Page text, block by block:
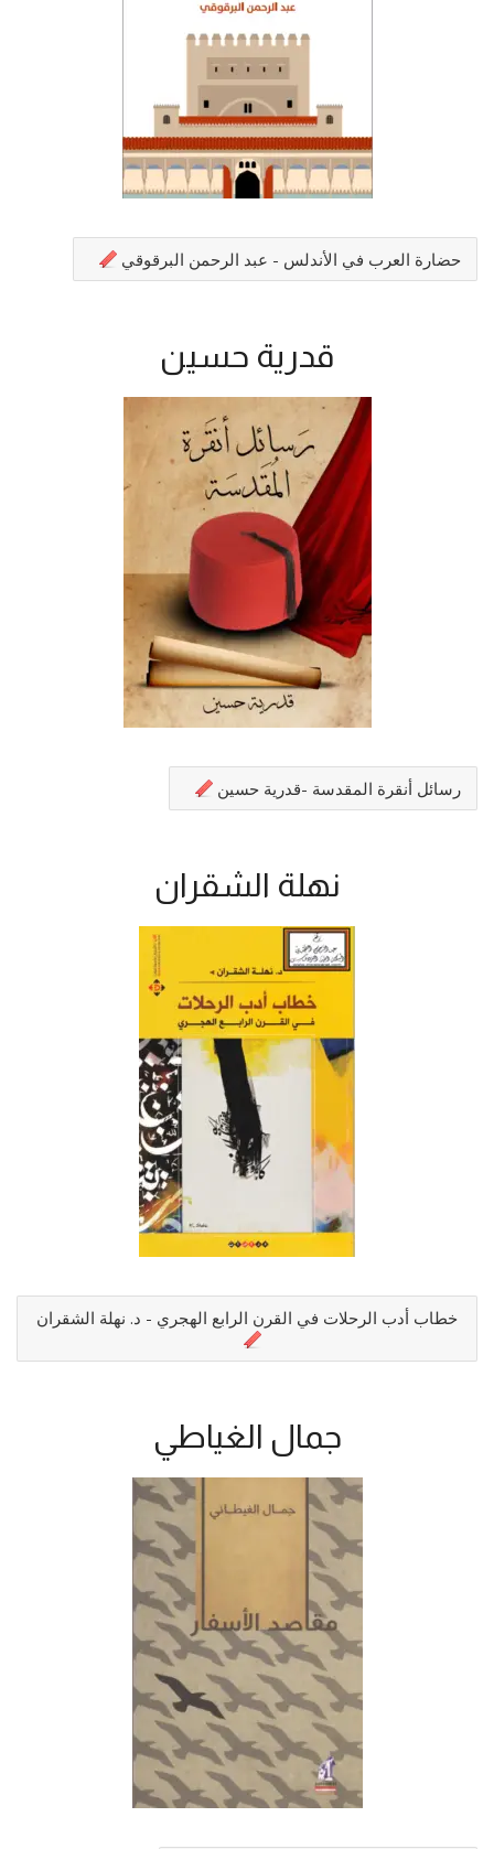
حضارة العرب في الأندلس - عبد الرحمن البرقوقي
قدرية حسين
رسائل أنقرة المقدسة -قدرية حسين
نهلة الشقران
خطاب أدب الرحلات في القرن الرابع الهجري - د. نهلة الشقران
جمال الغياطي